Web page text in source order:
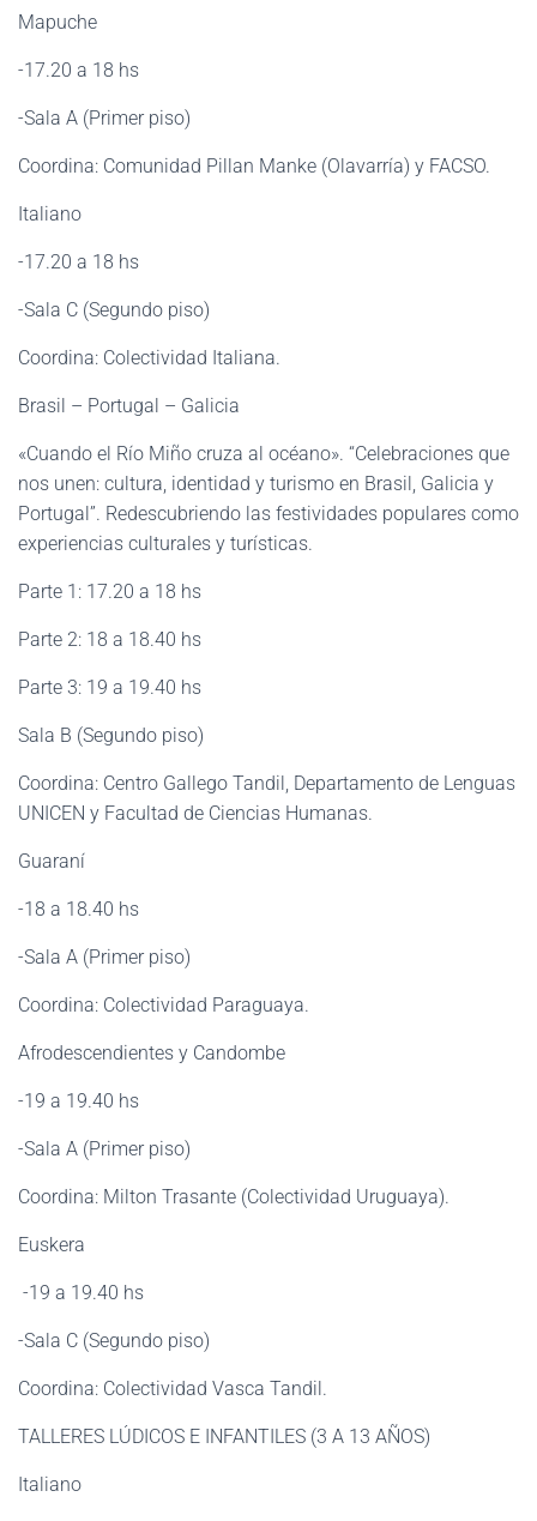
Mapuche
-17.20 a 18 hs
-Sala A (Primer piso)
Coordina: Comunidad Pillan Manke (Olavarría) y FACSO.
Italiano
-17.20 a 18 hs
-Sala C (Segundo piso)
Coordina: Colectividad Italiana.
Brasil – Portugal – Galicia
«Cuando el Río Miño cruza al océano». “Celebraciones que
nos unen: cultura, identidad y turismo en Brasil, Galicia y
Portugal”. Redescubriendo las festividades populares como
experiencias culturales y turísticas.
Parte 1: 17.20 a 18 hs
Parte 2: 18 a 18.40 hs
Parte 3: 19 a 19.40 hs
Sala B (Segundo piso)
Coordina: Centro Gallego Tandil, Departamento de Lenguas
UNICEN y Facultad de Ciencias Humanas.
Guaraní
-18 a 18.40 hs
-Sala A (Primer piso)
Coordina: Colectividad Paraguaya.
Afrodescendientes y Candombe
-19 a 19.40 hs
-Sala A (Primer piso)
Coordina: Milton Trasante (Colectividad Uruguaya).
Euskera
-19 a 19.40 hs
-Sala C (Segundo piso)
Coordina: Colectividad Vasca Tandil.
TALLERES LÚDICOS E INFANTILES (3 A 13 AÑOS)
Italiano